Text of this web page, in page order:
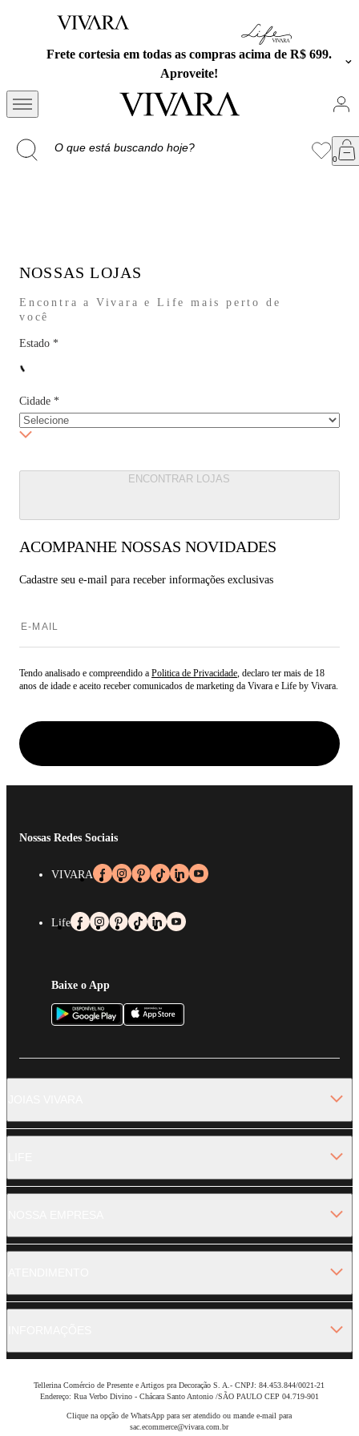
em todas as compras acima de R$ 699.
Exclusivo no
NOSSAS LOJAS
Encontra a Vivara e Life mais perto de
você
Estado *
Cidade *
ENCONTRAR LOJAS
ACOMPANHE NOSSAS NOVIDADES
Cadastre seu e-mail para receber informações exclusivas
Tendo analisado e compreendido a Politica de Privacidade, declaro ter mais de 18
anos de idade e aceito receber comunicados de marketing da Vivara e Life by Vivara.
Nossas Redes Sociais
VIVARA
Life
Baixe o App
Tellerina Comércio de Presente e Artigos pra Decoração S. A.- CNPJ: 84.453.844/0021-21
Endereço: Rua Verbo Divino - Chácara Santo Antonio /SÃO PAULO CEP 04.719-901
Clique na opção de WhatsApp para ser atendido ou mande e-mail para
sac.ecommerce@vivara.com.br